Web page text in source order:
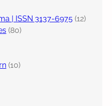
| ISSN 3137-6975 (12)
(80)
(10)